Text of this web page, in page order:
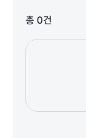
총 0건